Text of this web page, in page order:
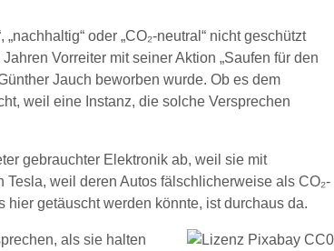
oder „CO₂-neutral“ nicht geschützt
Vorreiter mit seiner Aktion „Saufen für den
Jauch beworben wurde. Ob es dem
weil eine Instanz, die solche Versprechen
gebrauchter Elektronik ab, weil sie mit
weil deren Autos fälschlicherweise als CO₂-
getäuscht werden könnte, ist durchaus da.
als sie halten